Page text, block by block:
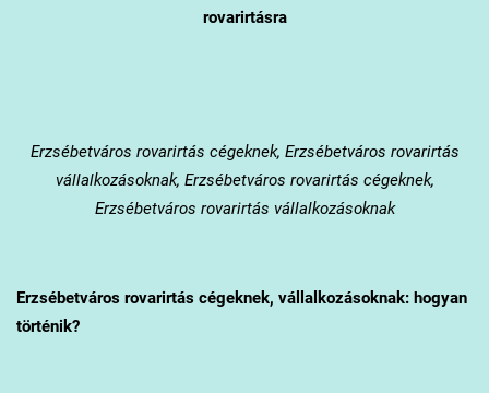
rovarirtásra
Erzsébetváros rovarirtás cégeknek, Erzsébetváros rovarirtás
vállalkozásoknak, Erzsébetváros rovarirtás cégeknek,
Erzsébetváros rovarirtás vállalkozásoknak
Erzsébetvárosrovarirtás cégeknek, vállalkozásoknak: hogyan
történik?